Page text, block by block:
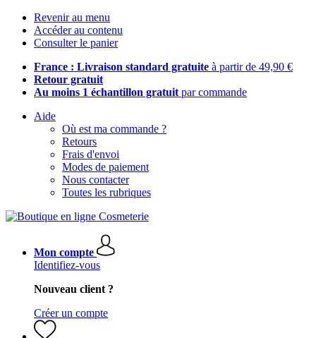
Revenir au menu
Accéder au contenu
Consulter le panier
France : Livraison standard gratuite à partir de 49,90 €
Retour gratuit
Au moins 1 échantillon gratuit par commande
Aide
Où est ma commande ?
Retours
Frais d'envoi
Modes de paiement
Nous contacter
Toutes les rubriques
Mon compte
Identifiez-vous
Nouveau client ?
Créer un compte